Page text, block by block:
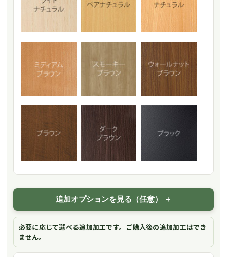
追加オプションを見る（任意）
必要に応じて選べる追加加工です。ご購入後の追加加工はでき
ません。